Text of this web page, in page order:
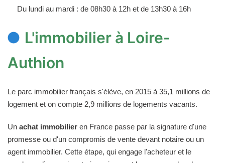
Du lundi au mardi : de 08h30 à 12h et de 13h30 à 16h
L'immobilier à Loire-
Authion
Le parc immobilier français s'élève, en 2015 à 35,1 millions de
logement et on compte 2,9 millions de logements vacants.
Un achat immobilier en France passe par la signature d'une
promesse ou d'un compromis de vente devant notaire ou un
agent immobilier. Cette étape, qui engage l'acheteur et le